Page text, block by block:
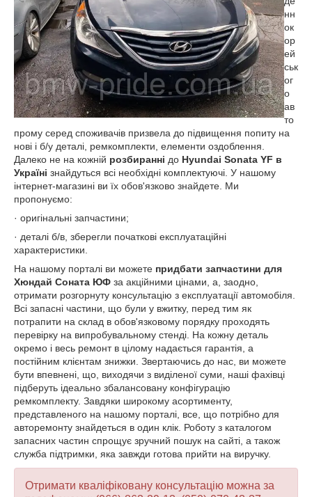
нн
ок
ор
ей
ськ
ог
о
ав
то
прому серед споживачів призвела до підвищення попиту на
нові і б/у деталі, ремкомплекти, елементи оздоблення.
Далеко не на кожній розбиранні до Hyundai Sonata YF в
Україні знайдуться всі необхідні комплектуючі. У нашому
інтернет-магазині ви їх обов'язково знайдете. Ми
пропонуємо:
· оригінальні запчастини;
· деталі б/в, зберегли початкові експлуатаційні
характеристики.
На нашому порталі ви можете придбати запчастини для
Хюндай Соната ЮФ за акційними цінами, а, заодно,
отримати розгорнуту консультацію з експлуатації автомобіля.
Всі запасні частини, що були у вжитку, перед тим як
потрапити на склад в обов'язковому порядку проходять
перевірку на випробувальному стенді. На кожну деталь
окремо і весь ремонт в цілому надається гарантія, а
постійним клієнтам знижки. Звертаючись до нас, ви можете
бути впевнені, що, виходячи з виділеної суми, наші фахівці
підберуть ідеально збалансовану конфігурацію
ремкомплекту. Завдяки широкому асортименту,
представленого на нашому порталі, все, що потрібно для
авторемонту знайдеться в один клік. Роботу з каталогом
запасних частин спрощує зручний пошук на сайті, а також
служба підтримки, яка завжди готова прийти на виручку.
Отримати кваліфіковану консультацію можна за